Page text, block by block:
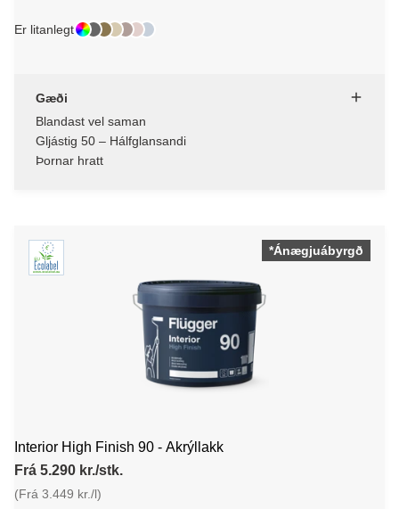
Er litanlegt
Gæði
Blandast vel saman
Gljástig 50 – Hálfglansandi
Þornar hratt
*Ánægjuábyrgð
Interior High Finish 90 - Akrýllakk
Frá 5.290 kr./stk.
(Frá 3.449 kr./l)